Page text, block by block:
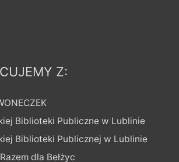
Z:
Biblioteki Publiczne w Lublinie
Biblioteki Publicznej w Lublinie
dla Bełżyc